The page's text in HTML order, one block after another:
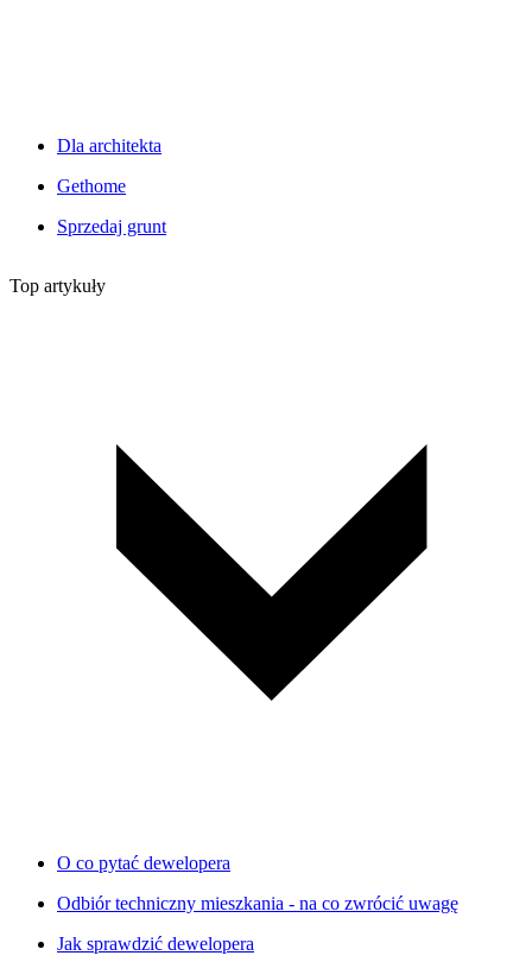
Dla architekta
Gethome
Sprzedaj grunt
Top artykuły
O co pytać dewelopera
Odbiór techniczny mieszkania - na co zwrócić uwagę
Jak sprawdzić dewelopera